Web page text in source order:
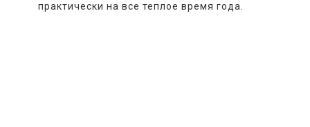
практически на все теплое время года.